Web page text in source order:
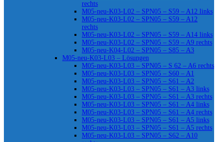
rechts
M05-neu-K03-L02 – SPN05 – S59 – A12 links
M05-neu-K03-L02 – SPN05 – S59 – A12
rechts
M05-neu-K03-L02 – SPN05 – S59 – A14 links
M05-neu-K03-L02 – SPN05 – S59 – A9 rechts
M05-neu-K04-L02 – SPN05 – S85 – A3
M05-neu-K03-L03 – Lösungen
M05-neu-K03-L03 – SPN05 – S 62 – A6 rechts
M05-neu-K03-L03 – SPN05 – S60 – A1
M05-neu-K03-L03 – SPN05 – S61 – A2
M05-neu-K03-L03 – SPN05 – S61 – A3 links
M05-neu-K03-L03 – SPN05 – S61 – A3 rechts
M05-neu-K03-L03 – SPN05 – S61 – A4 links
M05-neu-K03-L03 – SPN05 – S61 – A4 rechts
M05-neu-K03-L03 – SPN05 – S61 – A5 links
M05-neu-K03-L03 – SPN05 – S61 – A5 rechts
M05-neu-K03-L03 – SPN05 – S62 – A10